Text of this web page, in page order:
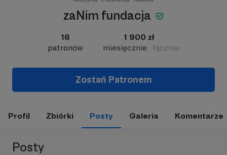
zaNim fundacja
16
patronów
1 900 zł
miesięcznie
łącznie
Zostań Patronem
Profil Zbiórki Posty Galeria Komentarze
Posty